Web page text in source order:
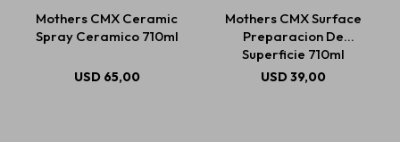
Mothers CMX Ceramic
Spray Ceramico 710ml
USD 65,00
Mothers CMX Surface
Preparacion De
Superficie 710ml
USD39,00